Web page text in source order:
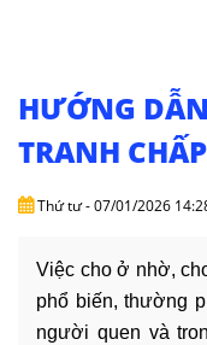
DỊCH
VĂN
BẢN
THỦ
TỤC
HƯỚNG
TRANH
Thứ tư - 07/01/2026
Việc cho ở nhờ,
phổ biến, thường
người quen và